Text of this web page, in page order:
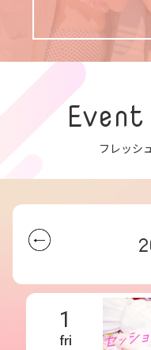
フレッシ
1
fri